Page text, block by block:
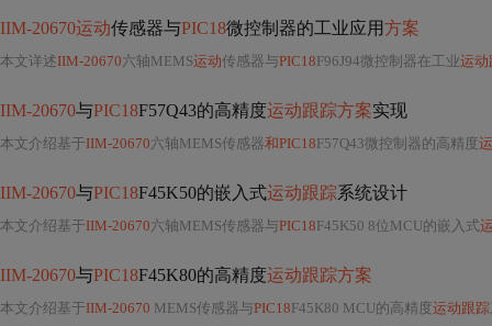
IIM-20670运动传感器与PIC18微控制器的工业应用方案
本文详述IIM-20670 六轴MEMS运动传感器与PIC18F96J94微控制器在工业运动
IIM-20670与PIC18F57Q43的高精度运动跟踪方案实现
本文介绍基于IIM-20670 六轴MEMS传感器和PIC18F57Q43微控制器的高精度
IIM-20670与PIC18F45K50的嵌入式运动跟踪系统设计
本文介绍基于IIM-20670 六轴MEMS传感器与PIC18F45K50 8位MCU的嵌入式
IIM-20670与PIC18F45K80的高精度运动跟踪方案
本文介绍基于IIM-20670 MEMS传感器与PIC18F45K80 MCU的高精度运动跟踪